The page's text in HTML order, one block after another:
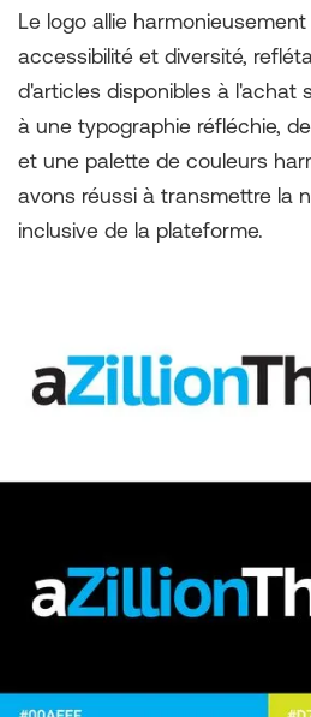
Le logo allie
accessibilité et diversité,
d'articles disponibles à l'achat
à une typographie réfléchie,
et une palette de couleurs
avons réussi à transmettre la
inclusive de la plateforme.